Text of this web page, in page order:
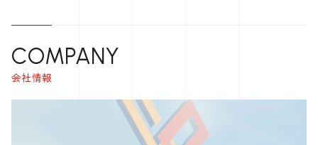
COMPANY
会社情報